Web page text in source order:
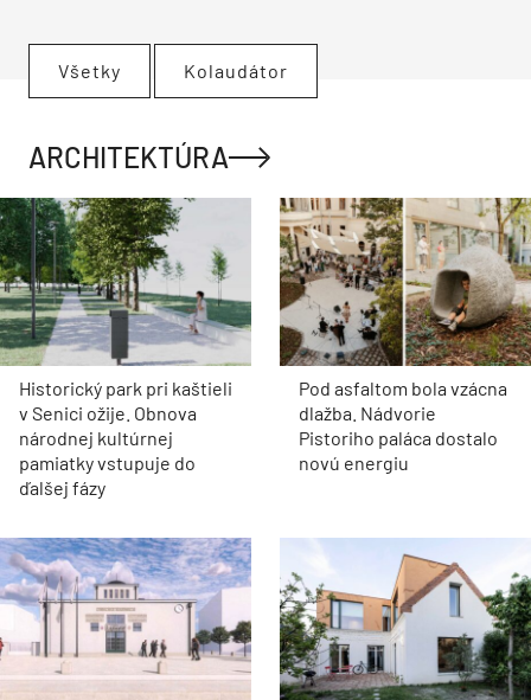
Všetky Kolaudátor
ARCHITEKTÚRA
Historický park pri kaštieli
v Senici ožije. Obnova
národnej kultúrnej
pamiatky vstupuje do
ďalšej fázy
Pod asfaltom bola vzácna
dlažba. Nádvorie
Pistoriho paláca dostalo
novú energiu